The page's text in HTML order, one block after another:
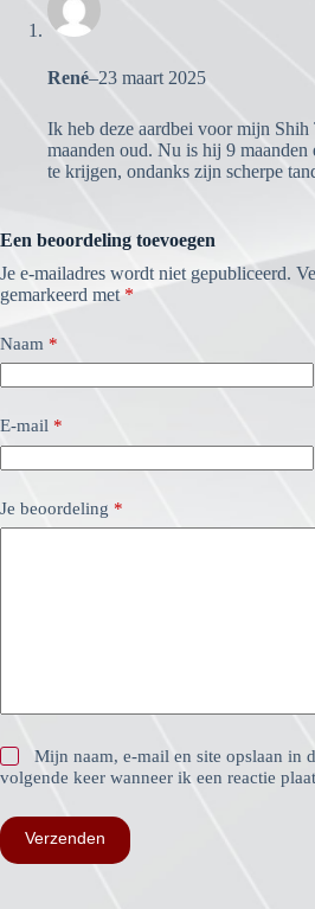
René–23 maart 2025
Ik heb deze aardbei voor mijn
maanden oud. Nu is hij 9 maanden
te krijgen, ondanks zijn scherpe
Een beoordeling toevoegen
Je e-mailadres wordt niet gepubliceerd.
gemarkeerd met *
Naam *
E-mail *
Je beoordeling *
Mijn naam, e-mail en site opslaan in
volgende keer wanneer ik een reactie
Verzenden